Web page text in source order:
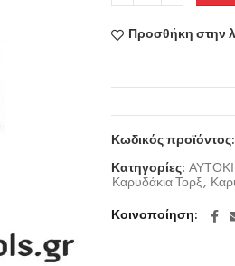
Προσθήκη στην
Κωδικός προϊόντος:
Κατηγορίες:
Καρυδάκια Τορξ,
Κοινοποίηση